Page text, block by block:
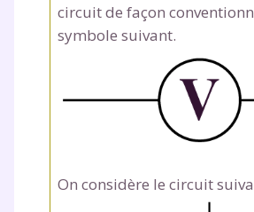
circuit de façon
symbole suivant.
On considère le circuit